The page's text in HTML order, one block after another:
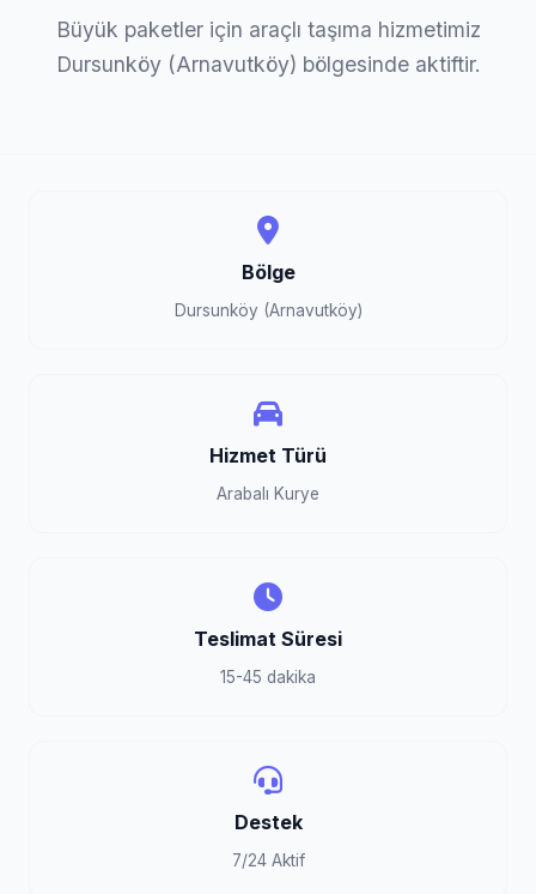
Büyük paketler için araçlı taşıma hizmetimiz
Dursunköy (Arnavutköy) bölgesinde aktiftir.
Bölge
Dursunköy (Arnavutköy)
Hizmet Türü
Arabalı Kurye
Teslimat Süresi
15-45 dakika
Destek
7/24 Aktif